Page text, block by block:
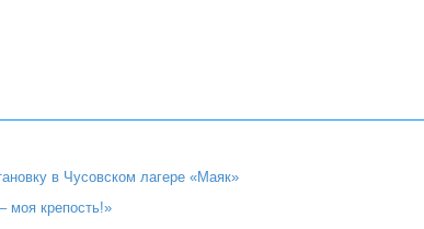
в Чусовском лагере «Маяк»
моя крепость!»